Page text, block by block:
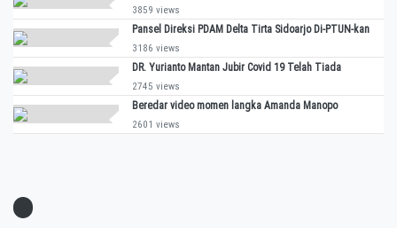
3859 views
Pansel Direksi PDAM Delta Tirta Sidoarjo Di-PTUN-kan
3186 views
DR. Yurianto Mantan Jubir Covid 19 Telah Tiada
2745 views
Beredar video momen langka Amanda Manopo
2601 views